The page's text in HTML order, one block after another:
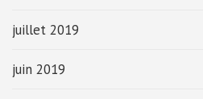
juillet 2019
juin 2019